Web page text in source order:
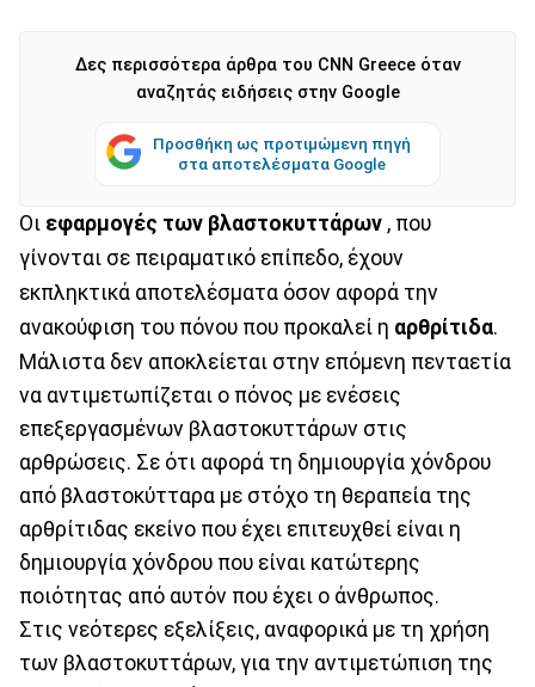
Δες περισσότερα άρθρα του CNN Greece όταν
αναζητάς ειδήσεις στην Google
Προσθήκη ως προτιμώμενη πηγή
στα αποτελέσματα Google
Οι εφαρμογές των βλαστοκυττάρων , που
γίνονται σε πειραματικό επίπεδο, έχουν
εκπληκτικά αποτελέσματα όσον αφορά την
ανακούφιση του πόνου που προκαλεί η αρθρίτιδα.
Μάλιστα δεν αποκλείεται στην επόμενη πενταετία
να αντιμετωπίζεται ο πόνος με ενέσεις
επεξεργασμένων βλαστοκυττάρων στις
αρθρώσεις. Σε ότι αφορά τη δημιουργία χόνδρου
από βλαστοκύτταρα με στόχο τη θεραπεία της
αρθρίτιδας εκείνο που έχει επιτευχθεί είναι η
δημιουργία χόνδρου που είναι κατώτερης
ποιότητας από αυτόν που έχει ο άνθρωπος.
Στις νεότερες εξελίξεις, αναφορικά με τη χρήση
των βλαστοκυττάρων, για την αντιμετώπιση της